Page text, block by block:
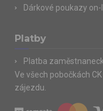
Dárkové poukazy on-
Platby
Platba
Ve všech pobočkách
zájezdu.